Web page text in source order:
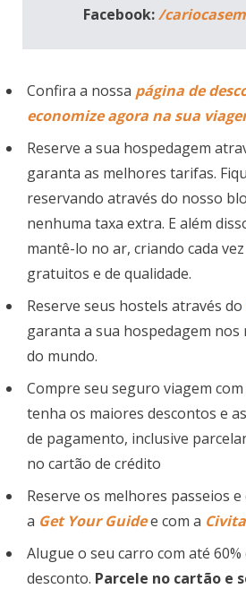
Facebook:/
Confira a nossa página de
economize agora na sua
Reserve a sua hospedagem
garanta as melhores tarifas.
reservando através do nosso
nenhuma taxa extra. E além
mantê-lo no ar, criando cada
gratuitos e de qualidade.
Reserve seus hostels através do
garanta a sua hospedagem
do mundo.
Compre seu seguro viagem com
tenha os maiores descontos e
de pagamento, inclusive
no cartão de crédito
Reserve os melhores passeios
a Get Your Guidee com a
Alugue o seu carro com até 60%
desconto. Parcele no cartão e